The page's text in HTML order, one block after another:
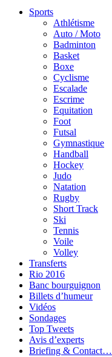
Sports
Athlétisme
Auto / Moto
Badminton
Basket
Boxe
Cyclisme
Escalade
Escrime
Equitation
Foot
Futsal
Gymnastique
Handball
Hockey
Judo
Natation
Rugby
Short Track
Ski
Tennis
Voile
Volley
Transferts
Rio 2016
Banc bourguignon
Billets d’humeur
Vidéos
Sondages
Top Tweets
Avis d’experts
Briefing & Contact…